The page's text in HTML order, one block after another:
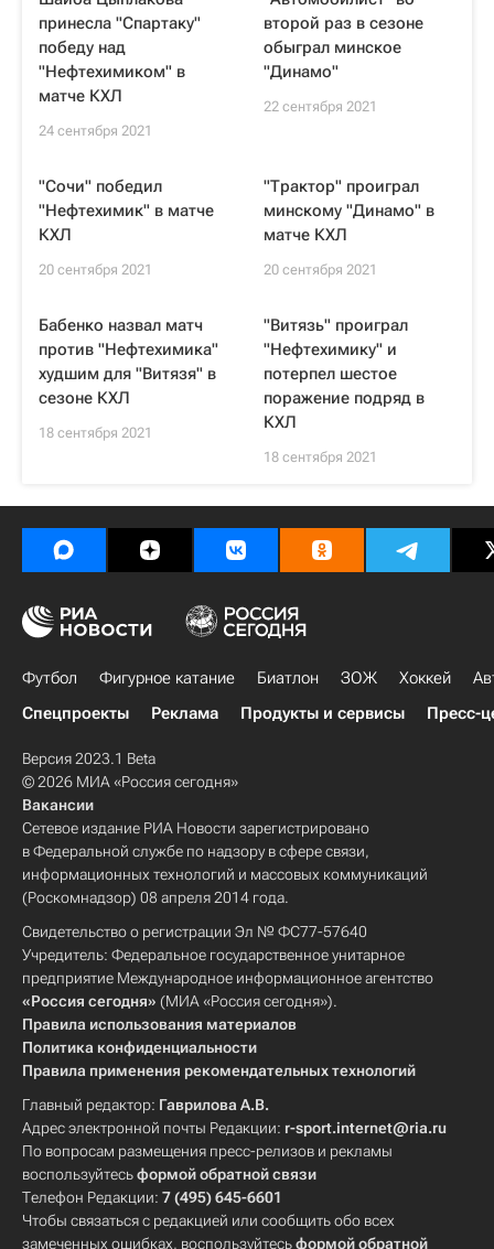
принесла "Спартаку"
победу над
"Нефтехимиком" в
матче КХЛ
24 сентября 2021
второй раз в сезоне
обыграл минское
"Динамо"
22 сентября 2021
"Сочи" победил
"Нефтехимик" в матче
КХЛ
20 сентября 2021
"Трактор" проиграл
минскому "Динамо" в
матче КХЛ
20 сентября 2021
Бабенко назвал матч
против "Нефтехимика"
худшим для "Витязя" в
сезоне КХЛ
18 сентября 2021
"Витязь" проиграл
"Нефтехимику" и
потерпел шестое
поражение подряд в
КХЛ
18 сентября 2021
Футбол Фигурное катание Биатлон ЗОЖ Хоккей
Спецпроекты
Реклама Продукты и сервисы Пресс-
Версия 2023.1 Beta
© 2026 МИА «Россия сегодня»
Вакансии
Сетевое издание РИА Новости зарегистрировано
в Федеральной службе по надзору в сфере связи,
информационных технологий и массовых коммуникаций
(Роскомнадзор) 08 апреля 2014 года.
Свидетельство о регистрации Эл № ФС77-57640
Учредитель: Федеральное государственное унитарное
предприятие Международное информационное агентство
«Россия сегодня» (МИА «Россия сегодня»).
Правила использования материалов
Политика конфиденциальности
Правила применения рекомендательных технологий
Главный редактор: Гаврилова А.В.
Адрес электронной почты Редакции: r-sport.internet@ria.ru
По вопросам размещения пресс-релизов и рекламы
воспользуйтесьформой обратной связи
Телефон Редакции: 7 (495) 645-6601
Чтобы связаться с редакцией или сообщить обо всех
замеченных ошибках, воспользуйтесьформой обратной